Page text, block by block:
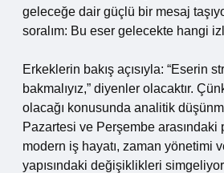
geleceğe dair güçlü bir mesaj
soralım: Bu eser gelecekte hangi
Erkeklerin bakış açısıyla: “Eserin
bakmalıyız,” diyenler olacaktır.
olacağı konusunda analitik
Pazartesi ve Perşembe arasındaki
modern iş hayatı, zaman yönetimi
yapısındaki değişiklikleri